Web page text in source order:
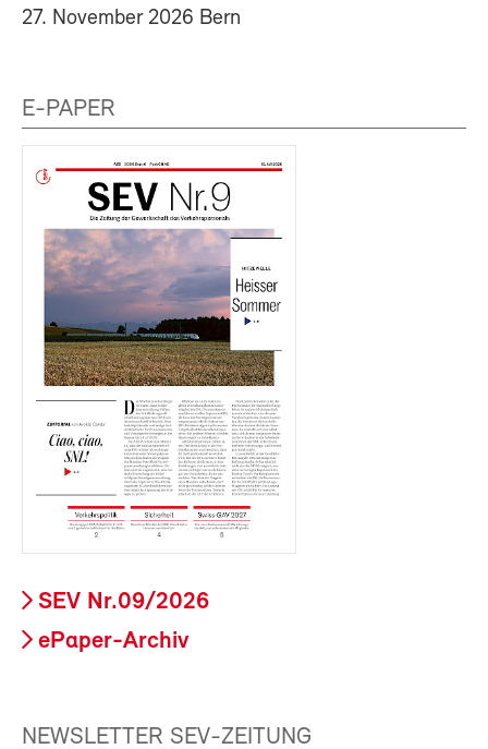
27. November 2026 Bern
E-PAPER
SEV Nr.09/2026
ePaper-Archiv
NEWSLETTER SEV-ZEITUNG